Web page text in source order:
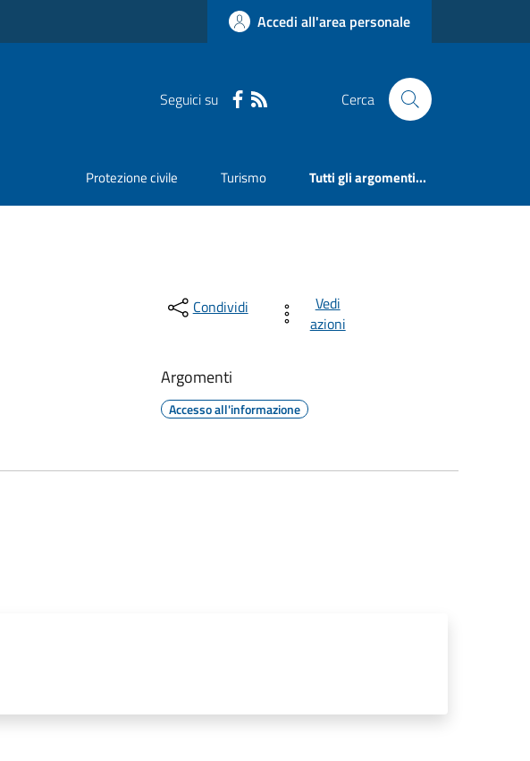
Accedi all'area personale
Seguici su Cerca
Protezione civile Turismo Tutti gli argomenti...
Condividi
Vedi
azioni
Argomenti
Accesso all'informazione